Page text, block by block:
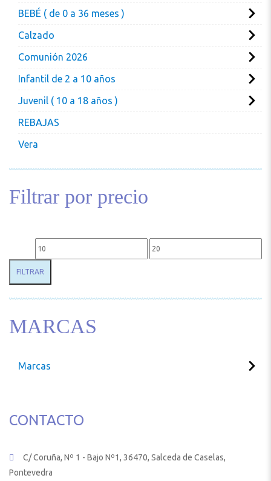
BEBÉ ( de 0 a 36 meses )
Calzado
Comunión 2026
Infantil de 2 a 10 años
Juvenil ( 10 a 18 años )
REBAJAS
Vera
Filtrar por precio
Precio mínimo Precio máximo
FILTRAR
MARCAS
Marcas
CONTACTO
C/ Coruña, Nº 1 - Bajo Nº1, 36470, Salceda de Caselas,
Pontevedra